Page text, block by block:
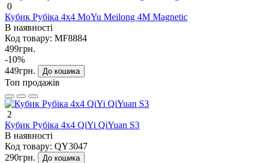
0
Кубик Рубіка 4х4 MoYu Meilong 4M Magnetic
В наявності
Код товару: MF8884
499грн.
-10%
449грн.
До кошика
Топ продажів
2
Кубик Рубіка 4х4 QiYi QiYuan S3
В наявності
Код товару: QY3047
290грн.
До кошика